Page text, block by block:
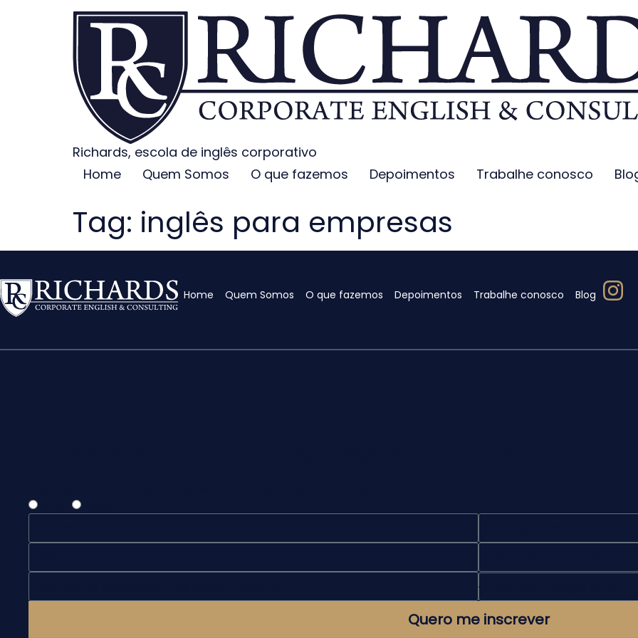
Richards, escola de inglês corporativo
Home
Quem Somos O que fazemos Depoimentos Trabalhe conosco
Tag: inglês para empresas
Home Quem Somos O que fazemos Depoimentos Trabalhe conosco Blog
Quero me inscrever